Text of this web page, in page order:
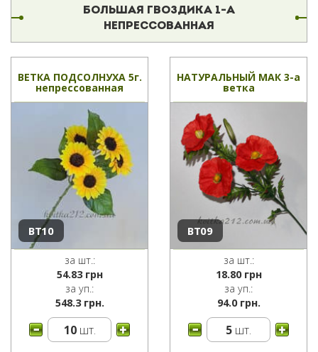
БОЛЬШАЯ ГВОЗДИКА 1-А
НЕПРЕССОВАННАЯ
ВЕТКА ПОДСОЛНУХА 5г.
непрессованная
ВТ10
за шт.:
54.83 грн
за уп.:
548.3 грн.
10шт.
НАТУРАЛЬНЫЙ МАК 3-а
ветка
ВТ09
за шт.:
18.80 грн
за уп.:
94.0 грн.
5 шт.